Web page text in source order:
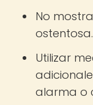
No
ostentosa.
Utilizar
alarma o